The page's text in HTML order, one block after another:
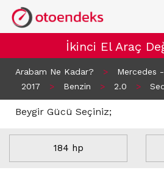
İkinci El Araç
Arabam Ne Kadar? > Mercedes
2017
> Benzin > 2.0 >
Beygir Gücü Seçiniz;
184 hp